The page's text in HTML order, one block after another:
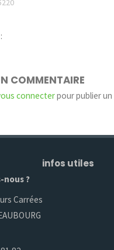
COMMENTAIRE
connecterpour publier
infos utiles
nous ?
Carrées